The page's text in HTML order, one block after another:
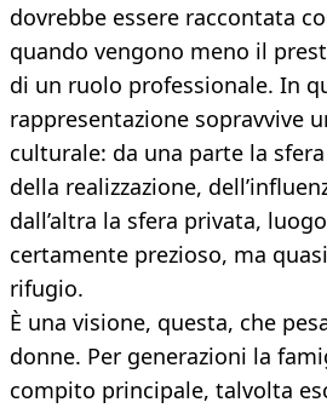
dovrebbe essere raccontata
quando vengono meno il
di un ruolo professionale. In
rappresentazione sopravvive
culturale: da una parte la
della realizzazione,
dall’altra la sfera privata,
certamente prezioso, ma
rifugio.
È una visione, questa, che
donne. Per generazioni la
compito principale, talvolta